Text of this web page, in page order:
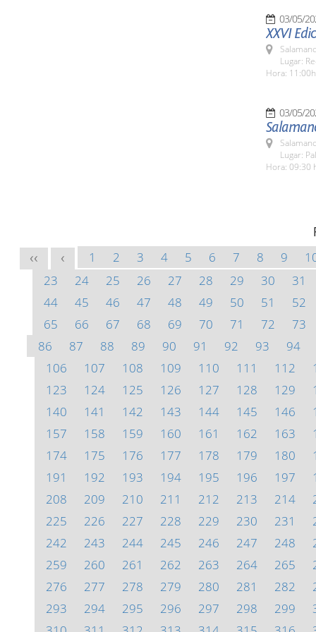
03/05/
XXVI
Lugar:
Hora:
03/05/
Lugar:
Hora: 09:30
<< < 1 2 3 4 5 6 7 8 9
23
24 25 26 27 28 29 30
31
44
45 46 47 48 49 50 51
52
65
66 67 68 69 70 71 72
73
86
87 88 89 90 91 92 93
94
106
107 108 109 110 111 112
123
124 125 126 127 128 129
140
141 142 143 144 145 146
157
158 159 160 161 162 163
174
175 176 177 178 179 180
191
192 193 194 195 196 197
208
209 210 211 212 213 214
225
226 227 228 229 230 231
242
243 244 245 246 247 248
259
260 261 262 263 264 265
276
277 278 279 280 281 282
293
294 295 296 297 298 299